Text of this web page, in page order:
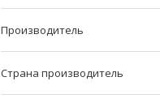
Производитель
Страна производитель